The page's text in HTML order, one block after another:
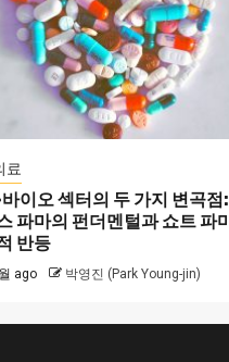
료
이오 섹터의 두 가지 변곡점
파마의 펀더멘털과 쇼트 파
반등
ago 박영진 (Park Young-jin)